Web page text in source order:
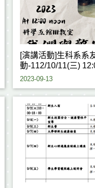
[演講活動]生科系系
動-112/10/11(三)
2023-09-13